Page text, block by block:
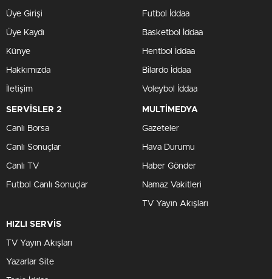
Üye Girişi
Üye Kaydı
Künye
Hakkımızda
İletişim
Futbol İddaa
Basketbol İddaa
Hentbol İddaa
Bilardo İddaa
Voleybol İddaa
SERVİSLER 2
Canlı Borsa
Canlı Sonuçlar
Canlı TV
Futbol Canlı Sonuçlar
MULTİMEDYA
Gazeteler
Hava Durumu
Haber Gönder
Namaz Vakitleri
TV Yayın Akışları
HIZLI SERVİS
TV Yayın Akışları
Yazarlar Site